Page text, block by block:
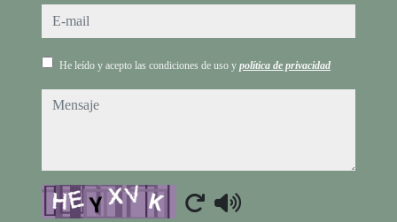
e-mail
He leído y acepto las condiciones de uso y política de privacidad
mensaje
Captcha